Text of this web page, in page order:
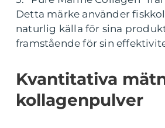
Detta märke använder
naturlig källa för sina
framstående för sin
Kvantitativa
kollagenpulver